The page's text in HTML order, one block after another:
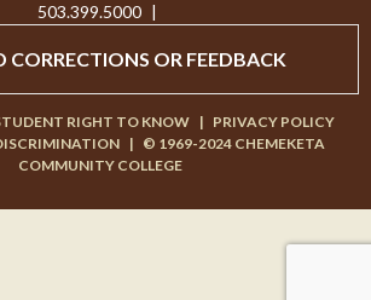
503.399.5000 |
CORRECTIONS OR FEEDBACK
RIGHT TO KNOW | PRIVACY POLICY
| © 1969-2024 CHEMEKETA
COMMUNITY COLLEGE